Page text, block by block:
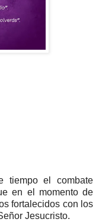
tiempo el combate
en el momento de
fortalecidos con los
Jesucristo.